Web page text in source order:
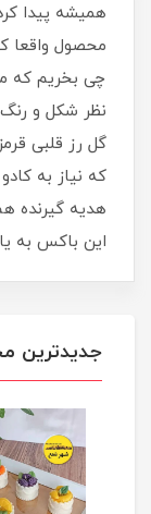
همیشه پیدا
محصول واقعا
چی بخریم که
نظر شکل و
گل رز قلبی
که نیاز به
هدیه گیرنده
این باکس به
جدیدترین